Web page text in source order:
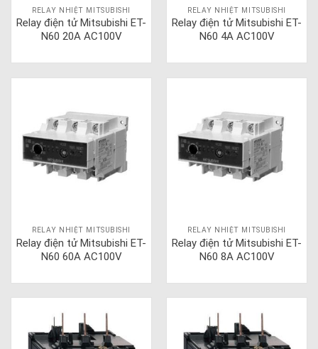
RELAY NHIỆT MITSUBISHI
Relay điện tử Mitsubishi ET-
N60 20A AC100V
RELAY NHIỆT MITSUBISHI
Relay điện tử Mitsubishi ET-
N60 4A AC100V
RELAY NHIỆT MITSUBISHI
Relay điện tử Mitsubishi ET-
N60 60A AC100V
RELAY NHIỆT MITSUBISHI
Relay điện tử Mitsubishi ET-
N60 8A AC100V